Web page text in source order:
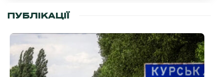
ПУБЛІКАЦІЇ